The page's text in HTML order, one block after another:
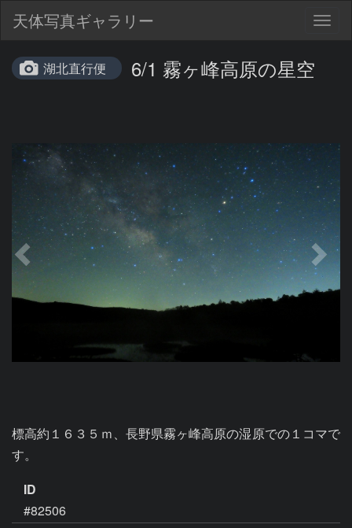
天体写真ギャラリー
湖北直行便 6/1 霧ヶ峰高原の星空
標高約１６３５ｍ、長野県霧ヶ峰高原の湿原での１コマで
ID
#82506